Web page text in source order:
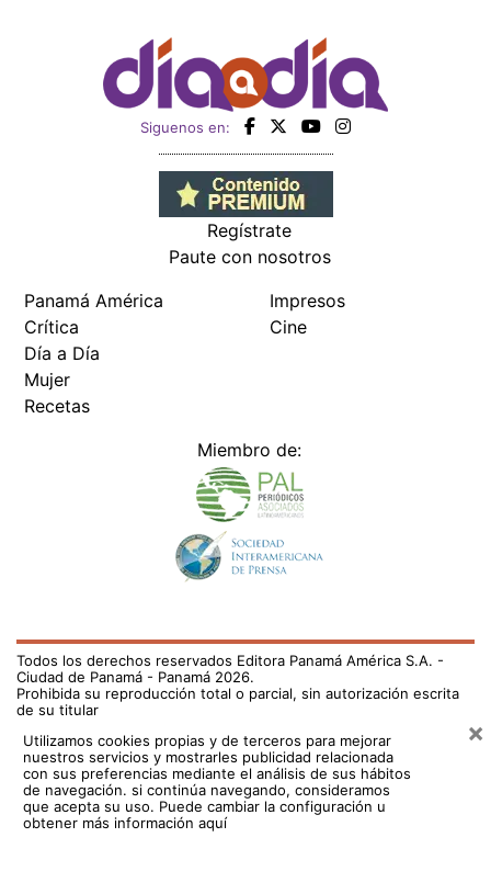
Siguenos en:
Regístrate
Paute con nosotros
Panamá América
Crítica
Día a Día
Mujer
Recetas
Impresos
Cine
Miembro de:
Todos los derechos reservados Editora Panamá América S.A. -
Ciudad de Panamá - Panamá 2026.
Prohibida su reproducción total o parcial, sin autorización escrita
de su titular
Utilizamos cookies propias y de terceros para mejorar
nuestros servicios y mostrarles publicidad relacionada
con sus preferencias mediante el análisis de sus hábitos
de navegación. si continúa navegando, consideramos
que acepta su uso. Puede cambiar la configuración u
obtener más información aquí
×